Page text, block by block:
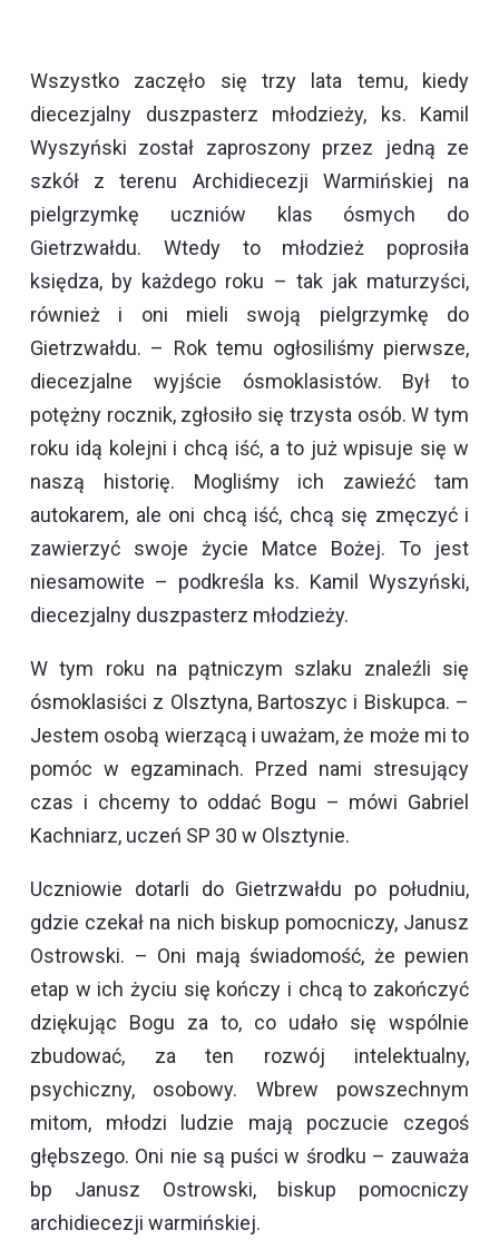
Wszystko zaczęło się trzy lata temu, kiedy
diecezjalny duszpasterz młodzieży, ks. Kamil
Wyszyński został zaproszony przez jedną ze
szkół z terenu Archidiecezji Warmińskiej na
pielgrzymkę uczniów klas ósmych do
Gietrzwałdu. Wtedy to młodzież poprosiła
księdza, by każdego roku – tak jak maturzyści,
również i oni mieli swoją pielgrzymkę do
Gietrzwałdu. – Rok temu ogłosiliśmy pierwsze,
diecezjalne wyjście ósmoklasistów. Był to
potężny rocznik, zgłosiło się trzysta osób. W tym
roku idą kolejni i chcą iść, a to już wpisuje się w
naszą historię. Mogliśmy ich zawieźć tam
autokarem, ale oni chcą iść, chcą się zmęczyć i
zawierzyć swoje życie Matce Bożej. To jest
niesamowite – podkreśla ks. Kamil Wyszyński,
diecezjalny duszpasterz młodzieży.
W tym roku na pątniczym szlaku znaleźli się
ósmoklasiści z Olsztyna, Bartoszyc i Biskupca. –
Jestem osobą wierzącą i uważam, że może mi to
pomóc w egzaminach. Przed nami stresujący
czas i chcemy to oddać Bogu – mówi Gabriel
Kachniarz, uczeń SP 30 w Olsztynie.
Uczniowie dotarli do Gietrzwałdu po południu,
gdzie czekał na nich biskup pomocniczy, Janusz
Ostrowski. – Oni mają świadomość, że pewien
etap w ich życiu się kończy i chcą to zakończyć
dziękując Bogu za to, co udało się wspólnie
zbudować, za ten rozwój intelektualny,
psychiczny, osobowy. Wbrew powszechnym
mitom, młodzi ludzie mają poczucie czegoś
głębszego. Oni nie są puści w środku – zauważa
bp Janusz Ostrowski, biskup pomocniczy
archidiecezji warmińskiej.